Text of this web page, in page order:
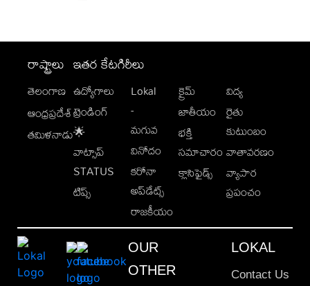
రాష్ట్రాలు
తెలంగాణ
ఆంధ్రప్రదేశ్
తమిళనాడు
ఇతర కేటగిరీలు
ఉద్యోగాలు
ట్రెండింగ్
🌟
వాట్సాప్
STATUS
టిప్స్
Lokal
-
మగువ
వినోదం
కరోనా
అప్‌డేట్స్
రాజకీయం
క్రైమ్
జాతీయం
భక్తి
సమాచారం
క్లాసిఫైడ్స్
విద్య
రైతు
కుటుంబం
వాతావరణం
వ్యాపార
ప్రపంచం
OUR
OTHER
LOKAL
Contact Us